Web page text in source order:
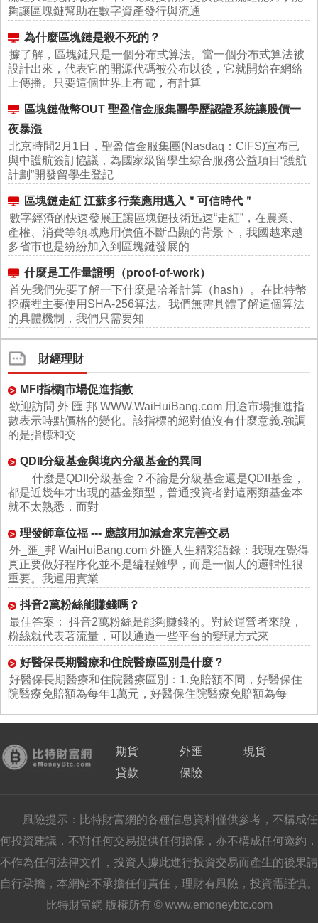
夠讓區塊鏈幫助在數字資產發行與流通
為什麼區塊鏈是殺不死的？
據了解，區塊鏈只是一個分布式算法。當一個分布式算法被
設計出來，代表它的開源代碼被公布以後，它就開始在網絡
上傳播。只要這個世界上有電，有計算
區塊鏈做幣OUT 聖盈信金服集團學歷認證系統讓股價一
夜暴漲
北京時間2月1日，聖盈信金服集團(Nasdaq：CIFS)宣布已
與中護航簽訂協議，為國家級留學生綜合服務公益項目“護航
計劃”開發留學生登記
區塊鏈走紅 江蘇多行業應用邁入＂可信時代＂
數字經濟的快速發展正讓區塊鏈技術迅速“走紅”，在農業、
產權、消費等領域應用價值不斷凸顯的背景下，我國越來越
多省市也是紛紛加入到區塊鏈發展的
什麼是工作量證明（proof-of-work）
首先我們先要了解一下什麼是哈希計算（hash）。在比特幣
挖礦裡主要使用SHA-256算法。我們無需具體了解這個算法
的具體機制，我們只需要知
財經理財
MFI指標|市場促進指數
歡迎訪問 外 匯 邦 WWW.WaiHuiBang.com 用途市場推進指
數表示時點價格的變化。該指標的絕對值沒有什麼意義.強調
的是指標和交
QDII分級基金與境內分級基金的異同
什麼是QDII分級基金？不論是分級基金還是QDII基金，
都是近幾年才出現的基金類型，普通投資者對這兩類基金本
就不太熟悉，而對
理發師章位福 --- 應該用加減倉來完善交易
外_匯_邦 WaiHuiBang.com 外匯人生精彩語錄：我現在覺得
真正要做好程序化並不是編程難學，而是一個人的邏輯性很
重要。我運用實業
抖音2萬粉絲能賺錢嗎？
最佳答案： 抖音2萬粉絲是能夠賺錢的。對於運營者來說，
粉絲就代表著流量，可以通過一些平台的變現方式來
好醫保長期醫療和住院醫療區別是什麼？
好醫保長期醫療和住院醫療區別：1.免賠額不同，好醫保住
院醫療免賠額為每年1萬元，好醫保住院醫療免賠額為每
期貨 外匯
現貨
貸款
保險
風險提示：比特財富網的各種信息資料僅供參考，不構成任
何投資建議，不對任何交易提供任何擔保，亦不構成任何邀約，
不作為任何法律文件，投資人據此進行投資交易而產生的後果請
自行承擔，本網站不承擔任何責任，理財有風險，投資需謹慎。
比特財富網 版權所有 © www.emoneybtc.com